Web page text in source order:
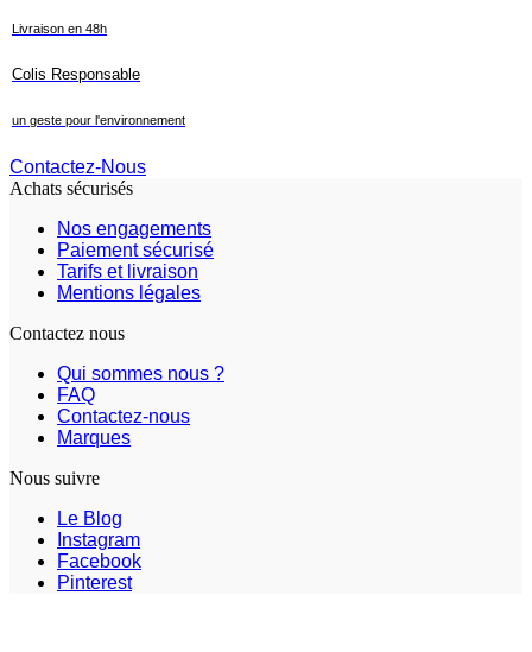
Livraison en 48h
Colis Responsable
un geste pour l'environnement
Contactez-Nous
Achats sécurisés
Nos engagements
Paiement sécurisé
Tarifs et livraison
Mentions légales
Contactez nous
Qui sommes nous ?
FAQ
Contactez-nous
Marques
Nous suivre
Le Blog
Instagram
Facebook
Pinterest